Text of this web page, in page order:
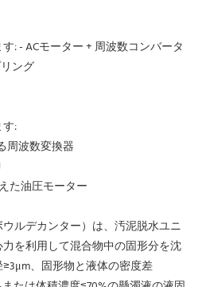
: - ACモーター + 周波数コンバータ
ング
:
周波数変換器
た油圧モーター
ルデカンター）は、汚泥脱水ユニ
を利用して混合物中の固形分を沈
、固形物と液体の密度差